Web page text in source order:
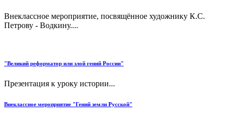
Внеклассное мероприятие, посвящённое художнику К.С.
Петрову - Водкину....
"Великий реформатор или злой гений России"
Презентация к уроку истории...
Внеклассное мероприятие "Гений земли Русской"